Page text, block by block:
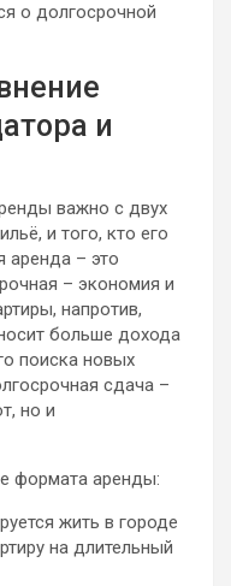
о долгосрочной
и
важно с двух
и того, кто его
аренда – это
– экономия и
напротив,
больше дохода
поиска новых
сдача –
но и
формата аренды:
жить в городе
на длительный